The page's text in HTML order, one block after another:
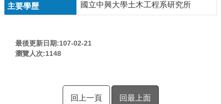
國立中興大學土木工程系研究所
最後更新日期:107-02-21
瀏覽人次:1148
回上一頁 回最上面